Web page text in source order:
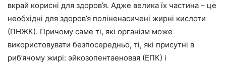
вкрай корисні для здоров’я. Адже велика їх частина – це
необхідні для здоров’я поліненасичені жирні кислоти
(ПНЖК). Причому саме ті, які організм може
використовувати безпосередньо, ті, які присутні в
риб’ячому жирі: эйкозопентаеновая (ЕПК) і